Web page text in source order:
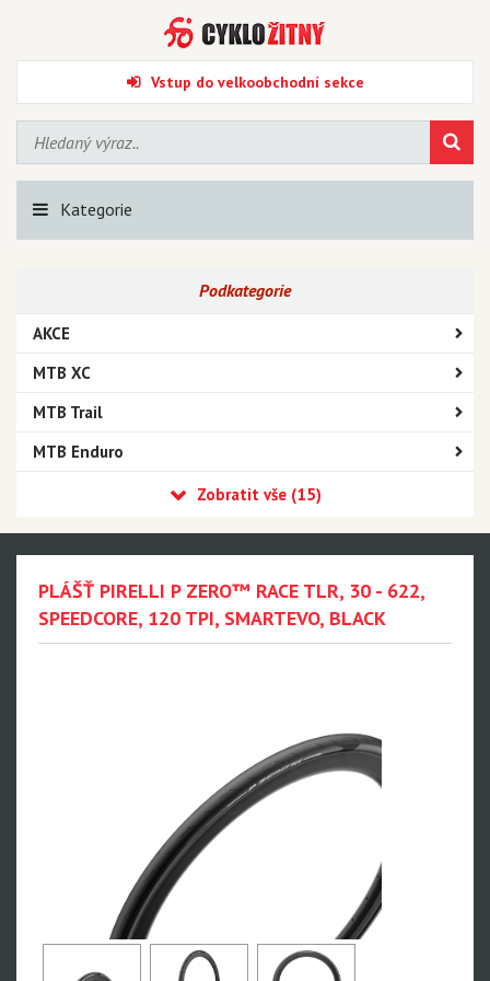
Vstup do velkoobchodní sekce
Kategorie
Podkategorie
AKCE
MTB XC
MTB Trail
MTB Enduro
E-MTB
P ZERO Race TLR SL-R - NEW!!!
P ZERO Race TLR RS
P ZERO Race TT
P ZERO Road TLR
P ZERO Road
P7 Sport
PLÁŠŤ PIRELLI P ZERO™ RACE TLR, 30 - 622,
SPEEDCORE, 120 TPI, SMARTEVO, BLACK